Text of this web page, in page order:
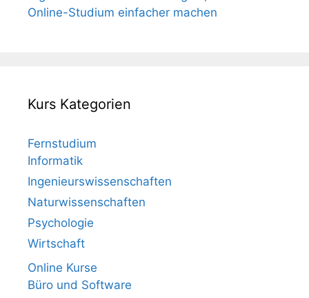
Online-Studium einfacher machen
Kurs Kategorien
Fernstudium
Informatik
Ingenieurswissenschaften
Naturwissenschaften
Psychologie
Wirtschaft
Online Kurse
Büro und Software